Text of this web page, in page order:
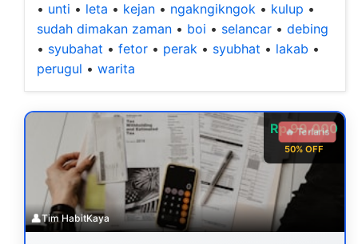
• unti • leta • kejan • ngakngikngok • kulup •
sudah dimakan zaman • boi • selancar • debing
• syubahat • fetor • perak • syubhat • lakab •
perugul • warita
Rp 99.000
50% OFF
🔥 Terlaris
👤Tim HabitKaya